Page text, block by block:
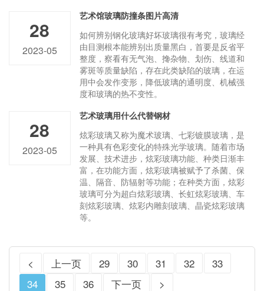
28
2023-05
艺术馆玻璃防撞条图片高清
如何辨别钢化玻璃好坏玻璃很有考究，玻璃经
由目测根本能辨别出质量黑白，首要是反省平
整度，察看有无气泡、搀杂物、划伤、线道和
雾斑等质量缺陷，存在此类缺陷的玻璃，在运
用中会发作变形，降低玻璃的通明度、机械强
度和玻璃的热不变性。
28
2023-05
艺术玻璃用什么代替钢材
炫彩玻璃又称为魔术玻璃、七彩镀膜玻璃，是
一种具有色彩变化的特殊光学玻璃。随着市场
发展、技术进步，炫彩玻璃功能、种类日渐丰
富，在功能方面，炫彩玻璃被赋予了杀菌、保
温、隔音、防辐射等功能；在种类方面，炫彩
玻璃可分为超白炫彩玻璃、长虹炫彩玻璃、车
刻炫彩玻璃、炫彩内雕刻玻璃、晶瓷炫彩玻璃
等。
< 上一页 29 30 31 32
33
34
35 36 下一页 >